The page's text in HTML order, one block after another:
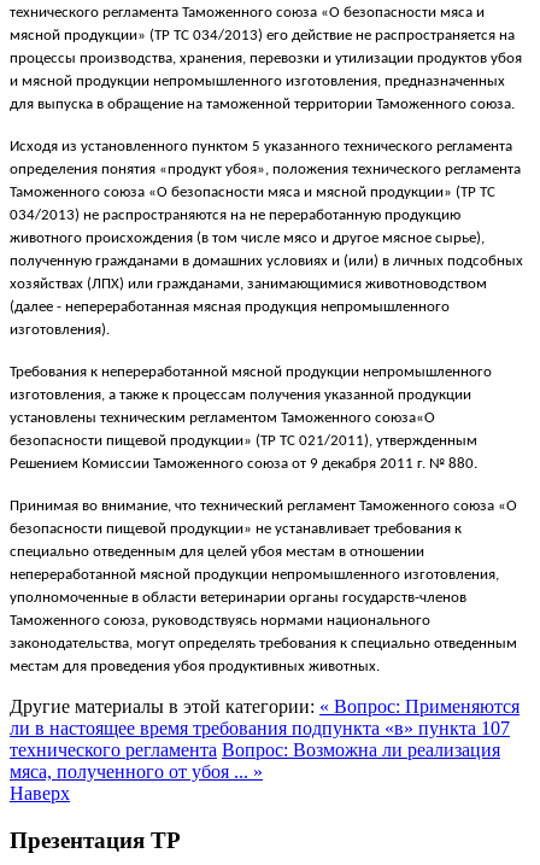
технического регламента Таможенного союза «О безопасности мяса и
мясной продукции» (ТР ТС 034/2013) его действие не распространяется на
процессы производства, хранения, перевозки и утилизации продуктов убоя
и мясной продукции непромышленного изготовления, предназначенных
для выпуска в обращение на таможенной территории Таможенного союза.
Исходя из установленного пунктом 5 указанного технического регламента
определения понятия «продукт убоя», положения технического регламента
Таможенного союза «О безопасности мяса и мясной продукции» (ТР ТС
034/2013) не распространяются на не переработанную продукцию
животного происхождения (в том числе мясо и другое мясное сырье),
полученную гражданами в домашних условиях и (или) в личных подсобных
хозяйствах (ЛПХ) или гражданами, занимающимися животноводством
(далее - непереработанная мясная продукция непромышленного
изготовления).
Требования к непереработанной мясной продукции непромышленного
изготовления, а также к процессам получения указанной продукции
установлены техническим регламентом Таможенного союза«О
безопасности пищевой продукции» (ТР ТС 021/2011), утвержденным
Решением Комиссии Таможенного союза от 9 декабря 2011 г. № 880.
Принимая во внимание, что технический регламент Таможенного союза «О
безопасности пищевой продукции» не устанавливает требования к
специально отведенным для целей убоя местам в отношении
непереработанной мясной продукции непромышленного изготовления,
уполномоченные в области ветеринарии органы государств-членов
Таможенного союза, руководствуясь нормами национального
законодательства, могут определять требования к специально отведенным
местам для проведения убоя продуктивных животных.
Другие материалы в этой категории: « Вопрос: Применяются
ли в настоящее время требования подпункта «в» пункта 107
технического регламента Вопрос: Возможна ли реализация
мяса, полученного от убоя ... »
Наверх
Презентация ТР